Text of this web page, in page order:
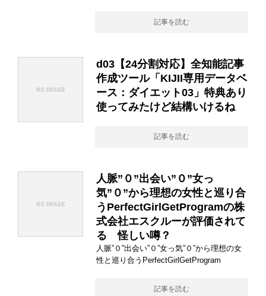
記事を読む
d03【24分割対応】全知能記事
作成ツール「KIJII専用データベ
ース：ダイエット03」特典あり
使ってみたけど結構いけるね
記事を読む
人脈”０”出会い”０”女っ
気”０”から理想の女性と巡り合
うPerfectGirlGetProgramの株
式会社エスクルーが評価されて
る 怪しい噂？
人脈”０”出会い”０”女っ気”０”から理想の女
性と巡り合うPerfectGirlGetProgram
記事を読む